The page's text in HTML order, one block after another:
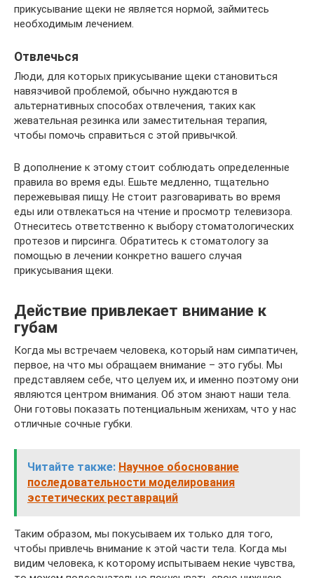
прикусывание щеки не является нормой, займитесь
необходимым лечением.
Отвлечься
Люди, для которых прикусывание щеки становиться
навязчивой проблемой, обычно нуждаются в
альтернативных способах отвлечения, таких как
жевательная резинка или заместительная терапия,
чтобы помочь справиться с этой привычкой.
В дополнение к этому стоит соблюдать определенные
правила во время еды. Ешьте медленно, тщательно
пережевывая пищу. Не стоит разговаривать во время
еды или отвлекаться на чтение и просмотр телевизора.
Отнеситесь ответственно к выбору стоматологических
протезов и пирсинга. Обратитесь к стоматологу за
помощью в лечении конкретно вашего случая
прикусывания щеки.
Действие привлекает внимание к
губам
Когда мы встречаем человека, который нам симпатичен,
первое, на что мы обращаем внимание – это губы. Мы
представляем себе, что целуем их, и именно поэтому они
являются центром внимания. Об этом знают наши тела.
Они готовы показать потенциальным женихам, что у нас
отличные сочные губки.
Читайте также: Научное обоснование
последовательности моделирования
эстетических реставраций
Таким образом, мы покусываем их только для того,
чтобы привлечь внимание к этой части тела. Когда мы
видим человека, к которому испытываем некие чувства,